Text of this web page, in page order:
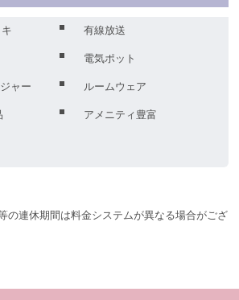
有線放送
電気ポット
ャー
ルームウェア
アメニティ豊富
の連休期間は料金システムが異なる場合がござ